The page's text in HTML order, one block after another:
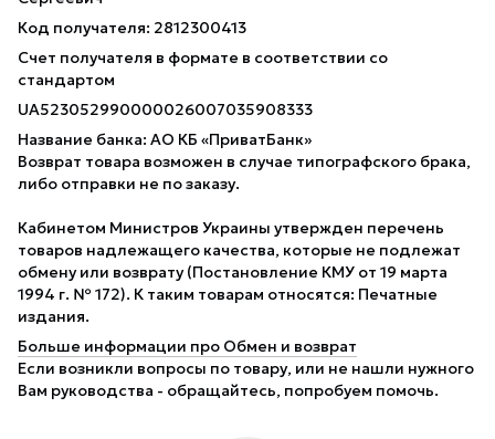
Код получателя: 2812300413
Счет получателя в формате в соответствии со
стандартом
UA523052990000026007035908333
Название банка: АО КБ «ПриватБанк»
Возврат товара возможен в случае типографского брака,
либо отправки не по заказу.
Кабинетом Министров Украины утвержден перечень
товаров надлежащего качества, которые не подлежат
обмену или возврату (Постановление КМУ от 19 марта
1994 г. № 172). К таким товарам относятся: Печатные
издания.
Больше информации про Обмен и возврат
Если возникли вопросы по товару, или не нашли нужного
Вам руководства - обращайтесь, попробуем помочь.